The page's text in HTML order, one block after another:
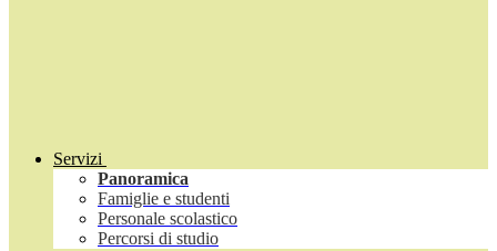
Servizi
Panoramica
Famiglie e studenti
Personale scolastico
Percorsi di studio